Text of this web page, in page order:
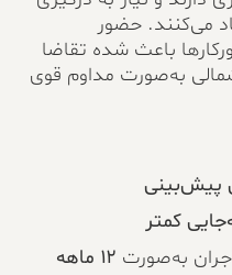
می‌کنند. حضور
باعث شده تقاضا
به‌صورت مداوم قوی
پیش‌بینی
کمتر
به‌صورت
۱۲ ماهه